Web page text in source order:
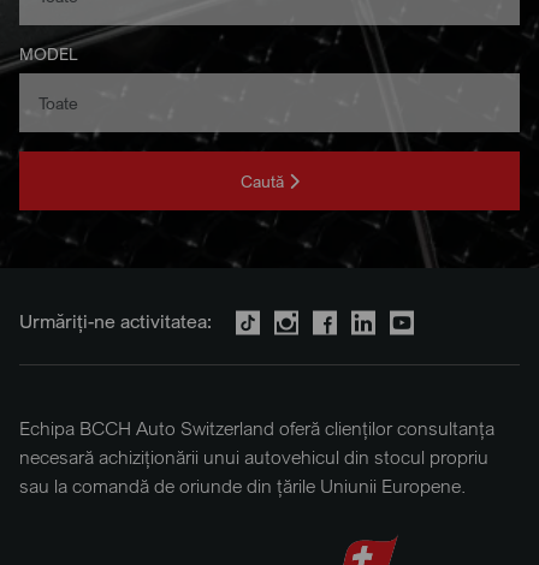
MODEL
Caută
Urmăriți-ne activitatea:
Echipa BCCH Auto Switzerland oferă clienților consultanța
necesară achiziționării unui autovehicul din stocul propriu
sau la comandă de oriunde din țările Uniunii Europene.